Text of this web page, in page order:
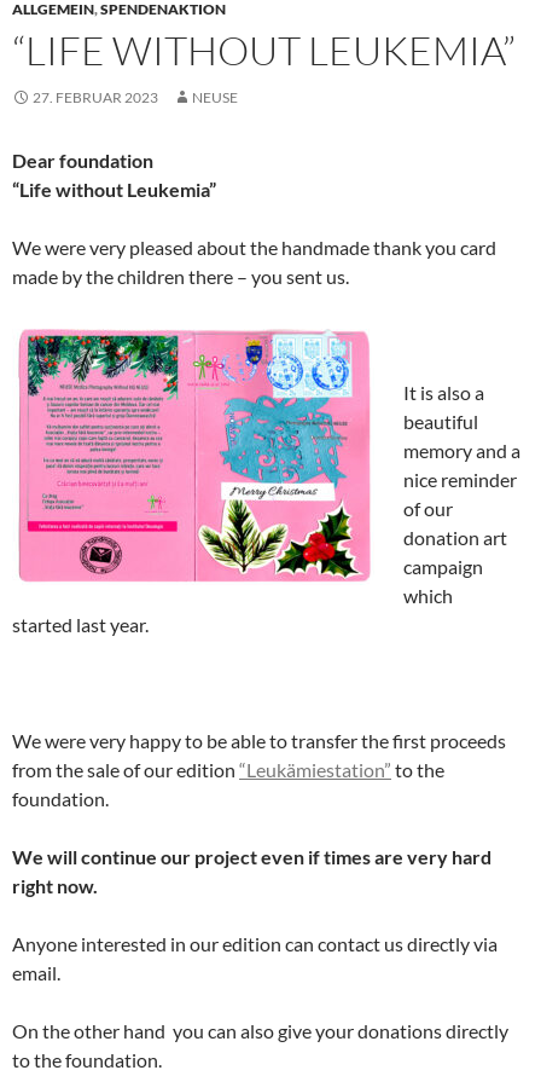
ALLGEMEIN,SPENDENAKTION
“LIFE WITHOUT LEUKEMIA”
27. FEBRUAR 2023 NEUSE
Dear foundation
“Life without Leukemia”
We were very pleased about the handmade thank you card
made by the children there – you sent us.
It is also a
beautiful
memory and a
nice reminder
of our
donation art
campaign
which
started last year.
We were very happy to be able to transfer the first proceeds
from the sale of our edition “Leukämiestation” to the
foundation.
We will continue our project even if times are very hard
right now.
Anyone interested in our edition can contact us directly via
email.
On the other hand you can also give your donations directly
to the foundation.